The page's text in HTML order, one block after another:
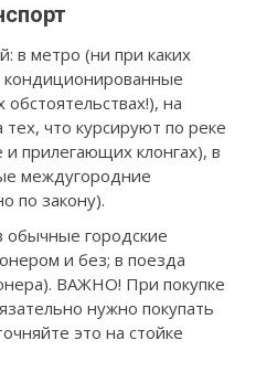
в метро (ни при каких
кондиционированные
на
что курсируют по реке
и прилегающих клонгах), в
междугородние
по закону).
обычные городские
и без; в поезда
ВАЖНО! При покупке
нужно покупать
это на стойке